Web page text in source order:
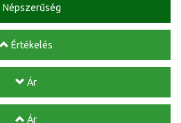
Népszerűség
Értékelés
Ár
Ár